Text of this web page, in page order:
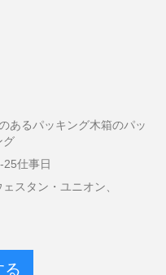
あるパッキング木箱のパッ
グ
仕事日
スタン・ユニオン、
る